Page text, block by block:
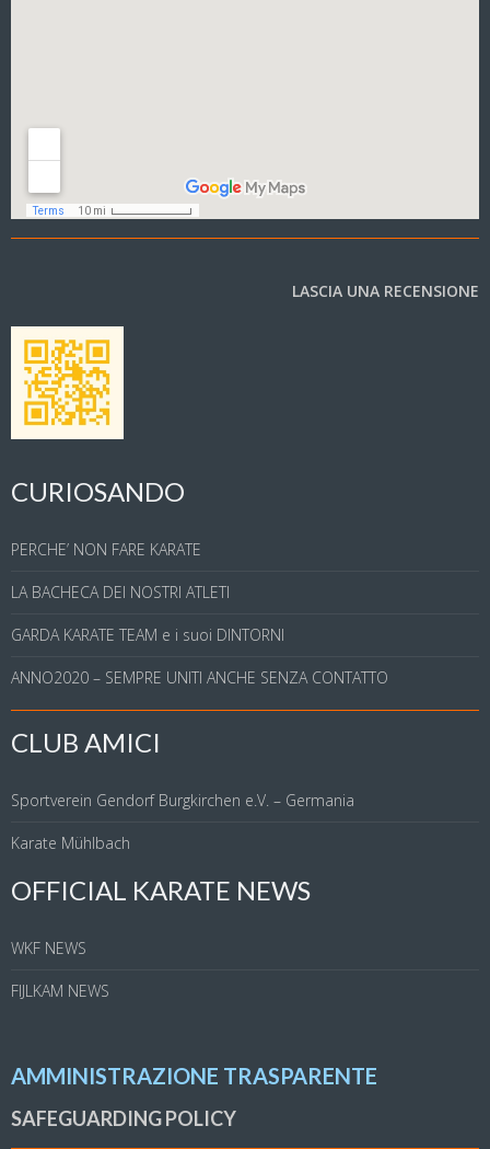
LASCIA UNA RECENSIONE
CURIOSANDO
PERCHE’ NON FARE KARATE
LA BACHECA DEI NOSTRI ATLETI
GARDA KARATE TEAM e i suoi DINTORNI
ANNO2020 – SEMPRE UNITI ANCHE SENZA CONTATTO
CLUB AMICI
Sportverein Gendorf Burgkirchen e.V. – Germania
Karate Mühlbach
OFFICIAL KARATE NEWS
WKF NEWS
FIJLKAM NEWS
AMMINISTRAZIONE TRASPARENTE
SAFEGUARDING POLICY